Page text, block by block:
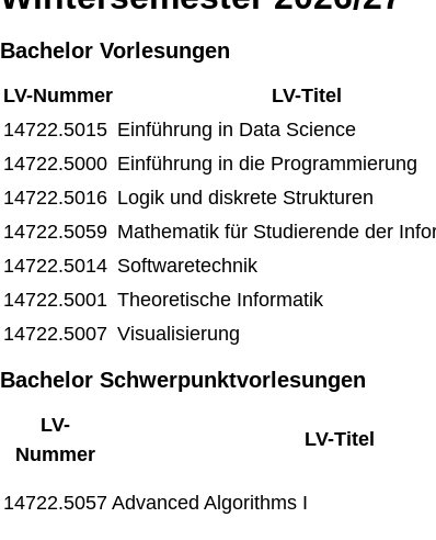
Bachelor Vorlesungen
LV-Nummer LV-Titel
14722.5015 Einführung in Data Science
14722.5000 Einführung in die Programmierung
14722.5016 Logik und diskrete Strukturen
14722.5059 Mathematik für Studierende der
14722.5014 Softwaretechnik
14722.5001 Theoretische Informatik
14722.5007 Visualisierung
Bachelor Schwerpunktvorlesungen
LV-
Nummer
LV-Titel
14722.5057 Advanced Algorithms I